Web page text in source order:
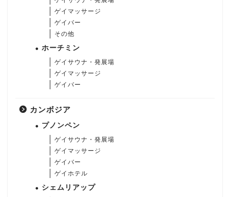
ゲイマッサージ
ゲイバー
その他
ホーチミン
ゲイサウナ・発展場
ゲイマッサージ
ゲイバー
カンボジア
プノンペン
ゲイサウナ・発展場
ゲイマッサージ
ゲイバー
ゲイホテル
シェムリアップ